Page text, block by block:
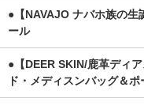
●【NAVAJO ナバホ族の生
ール
●【DEER SKIN/鹿革ディ
ド・メディスンバッグ＆ポ